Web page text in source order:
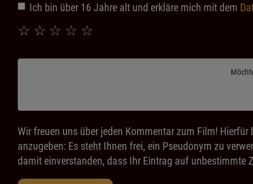
Ich bin über 16 Jahre alt und erkläre mich mit dem
☆
☆
☆
☆
☆
Wir freuen uns über jeden Kommentar zum Film!
anzugeben: Es steht Ihnen frei, ein Pseudonym zu
damit einverstanden, dass Ihr Eintrag auf unbestimmte